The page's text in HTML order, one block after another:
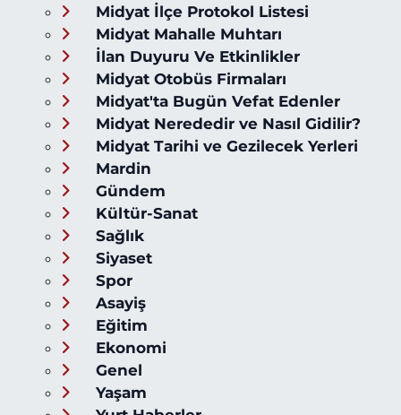
Midyat İlçe Protokol Listesi
Midyat Mahalle Muhtarı
İlan Duyuru Ve Etkinlikler
Midyat Otobüs Firmaları
Midyat'ta Bugün Vefat Edenler
Midyat Nerededir ve Nasıl Gidilir?
Midyat Tarihi ve Gezilecek Yerleri
Mardin
Gündem
Kültür-Sanat
Sağlık
Siyaset
Spor
Asayiş
Eğitim
Ekonomi
Genel
Yaşam